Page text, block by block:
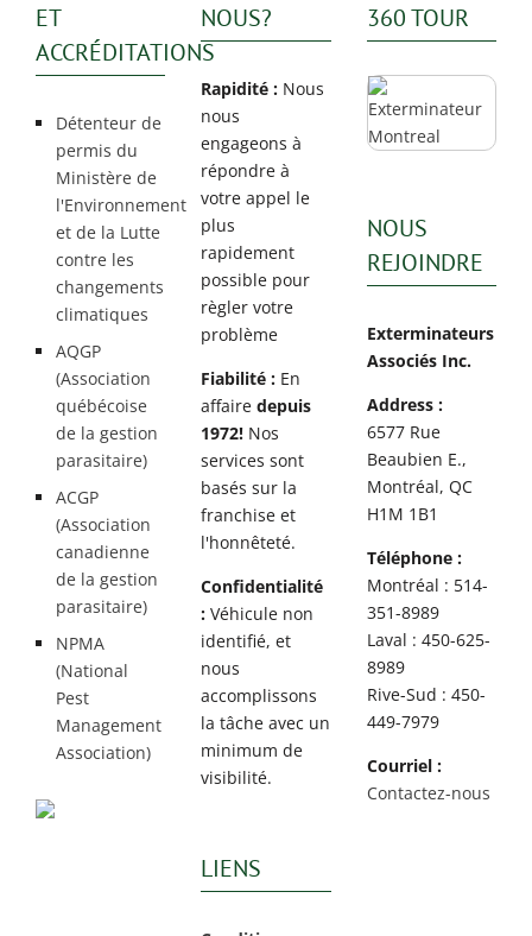
ET
ACCRÉDITATIONS
Détenteur de
permis du
Ministère de
l'Environnement
et de la Lutte
contre les
changements
climatiques
AQGP
(Association
québécoise
de la gestion
parasitaire)
ACGP
(Association
canadienne
de la gestion
parasitaire)
NPMA
(National
Pest
Management
Association)
NOUS?
Rapidité : Nous
nous
engageons à
répondre à
votre appel le
plus
rapidement
possible pour
règler votre
problème
Fiabilité : En
affairedepuis
1972! Nos
services sont
basés sur la
franchise et
l'honnêteté.
Confidentialité
: Véhicule non
identifié, et
nous
accomplissons
la tâche avec un
minimum de
visibilité.
LIENS
360 TOUR
NOUS
REJOINDRE
Exterminateurs
Associés Inc.
Address :
6577 Rue
Beaubien E.,
Montréal, QC
H1M 1B1
Téléphone :
Montréal : 514-
351-8989
Laval : 450-625-
8989
Rive-Sud : 450-
449-7979
Courriel :
Contactez-nous